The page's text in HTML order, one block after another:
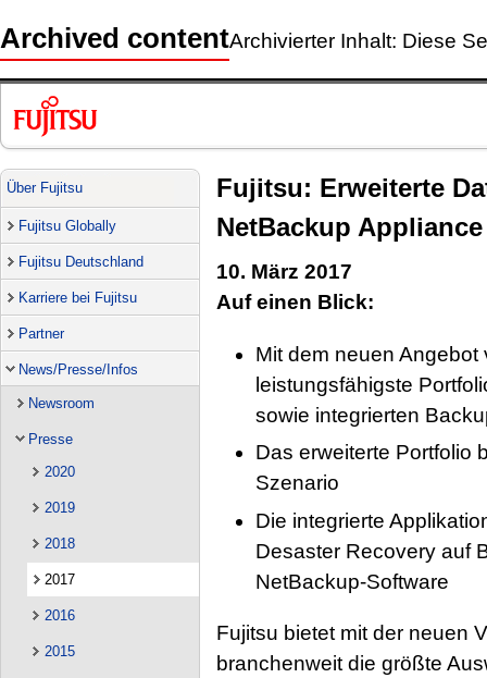
Archived contentArchivierter Inhalt: Diese
Über Fujitsu
Fujitsu Globally
Fujitsu Deutschland
Karriere bei Fujitsu
Partner
News/Presse/Infos
Newsroom
Presse
2020
2019
2018
2017
2016
2015
Fujitsu: Erweiterte
NetBackup Appliance
10. März 2017
Auf einen Blick:
Mit dem neuen
leistungsfähigste
sowie integrierten
Das erweiterte Portfolio
Szenario
Die integrierte
Desaster Recovery auf
NetBackup-Software
Fujitsu bietet mit der neuen
branchenweit die größte